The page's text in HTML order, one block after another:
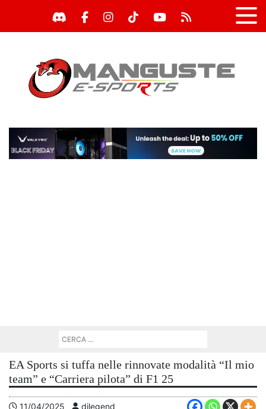
EA Sports si tuffa nelle rinnovate modalità “Il mio
team” e “Carriera pilota” di F1 25
11/04/2025 djlegend